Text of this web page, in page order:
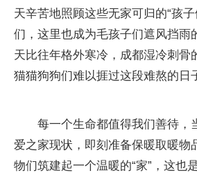
天辛苦地照顾这些无家可归的“孩
们，这里也成为毛孩子们遮风挡雨
天比往年格外寒冷，成都湿冷刺骨
猫猫狗狗们难以捱过这段难熬的日
每一个生命都值得我们善待，
爱之家现状，即刻准备保暖取暖物
物们筑建起一个温暖的“家”，这也